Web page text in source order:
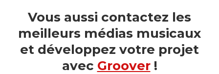
Vous aussi contactez les
meilleurs médias musicaux
et développez votre projet
avec Groover!